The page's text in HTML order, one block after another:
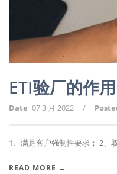
ETI验厂的作用
Date 07 3 月 2022 /
1、满足客户强制性要求； 2、
READ MORE →